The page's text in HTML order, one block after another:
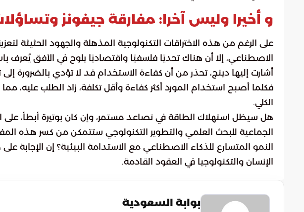
و أخيرا وليس آخرا: مفارقة جيفونز
على الرغم من هذه الاختراقات التكنولوجية المذهلة والجهود الحثيثة
الاصطناعي، إلا أن هناك تحديًا فلسفيًا واقتصاديًا يلوح في الأفق يُعرف
أشارت إليها دينج، تحذر من أن كفاءة الاستخدام قد لا تؤدي بالضرورة
فكلما أصبح استخدام المورد أكثر كفاءة وأقل تكلفة، زاد الطلب عليه،
الكلي.
هل سيظل استهلاك الطاقة في تصاعد مستمر، وإن كان بوتيرة أبطأ، على
الجماعية للبحث العلمي والتطوير التكنولوجي ستتمكن من كسر هذه
النمو المتسارع للذكاء الاصطناعي مع الاستدامة البيئية؟ إن الإجابة
الإنسان والتكنولوجيا في العقود القادمة.
بوابة السعودية